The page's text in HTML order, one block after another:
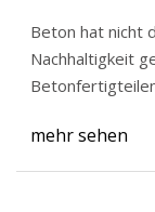
Beton hat nicht
Nachhaltigkeit geht. Aber das muss nicht so
mehr sehen